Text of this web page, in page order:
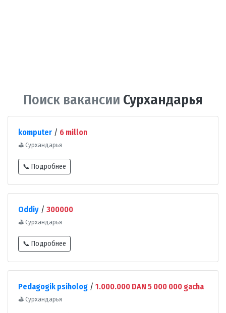
Поиск вакансии Сурхандарья
komputer / 6 millon
⛳ Сурхандарья
📞 Подробнее
Oddiy / 300000
⛳ Сурхандарья
📞 Подробнее
Pedagogik psiholog / 1.000.000 DAN 5 000 000 gacha
⛳ Сурхандарья